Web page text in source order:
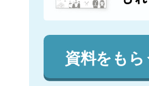
資料をもら